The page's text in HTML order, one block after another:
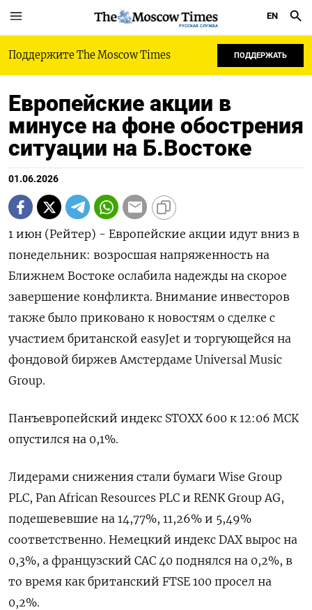
РУССКАЯ СЛУЖБА
EN
Поддержите The Moscow Times ПОДДЕРЖАТЬ
Европейские акции в
минусе на фоне обострения
ситуации на Б.Востоке
01.06.2026
1 июн (Рейтер) - Европейские акции идут вниз в
понедельник: возросшая напряженность ‌на
Ближнем Востоке ослабила надежды на скорое
завершение конфликта. Внимание инвесторов
также ​было ​приковано ​к новостям ⁠о сделке ‌с
участием британской easyJet ‌и торгующейся на
фондовой биржев ​Амстердаме Universal Music
Group.
Панъевропейский ‌индекс STOXX 600 к ​12:06 МСК
опустился на 0,1%.
Лидерами ‌снижения стали бумаги Wise Group
PLC, Pan African Resources ​PLC ​и ‌RENK Group AG,
подешевевшие на ​14,77%, 11,26% и 5,49%
соответственно. Немецкий индекс DAX вырос на
0,3%, а французский CAC 40 поднялся на 0,2%, в ​
то время ⁠как британский FTSE 100 просел на
‌0,2%.